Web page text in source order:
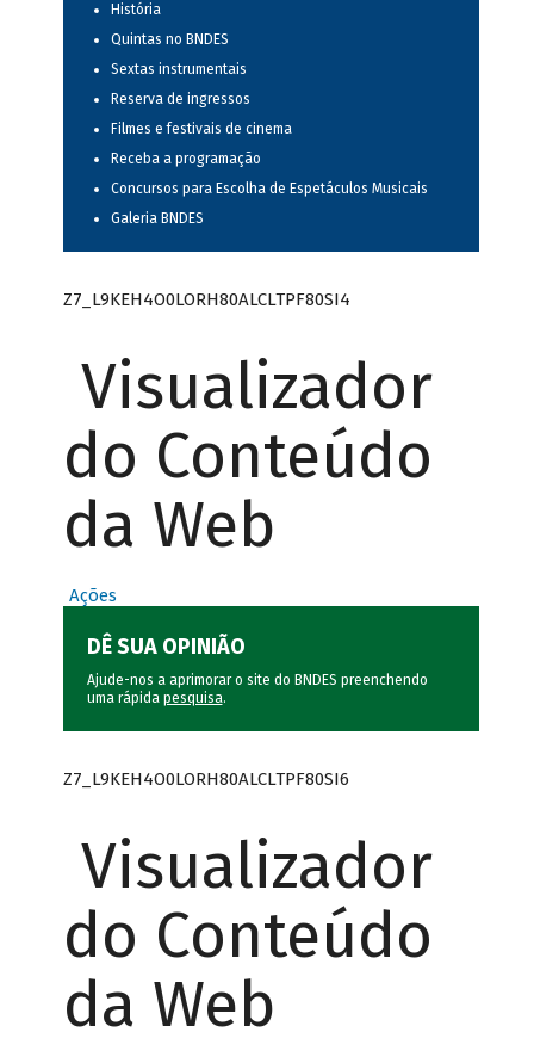
História
Quintas no BNDES
Sextas instrumentais
Reserva de ingressos
Filmes e festivais de cinema
Receba a programação
Concursos para Escolha de Espetáculos Musicais
Galeria BNDES
Z7_L9KEH4O0LORH80ALCLTPF80SI4
Visualizador
do Conteúdo
da Web
Ações
DÊ SUA OPINIÃO
Ajude-nos a aprimorar o site do BNDES preenchendo
uma rápida pesquisa.
Z7_L9KEH4O0LORH80ALCLTPF80SI6
Visualizador
do Conteúdo
da Web